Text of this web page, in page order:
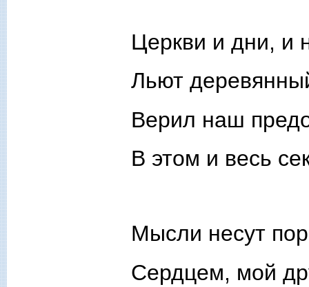
Церкви и дни, и
Льют
Верил наш
В этом и весь
Мысли несут
Сердцем, мой